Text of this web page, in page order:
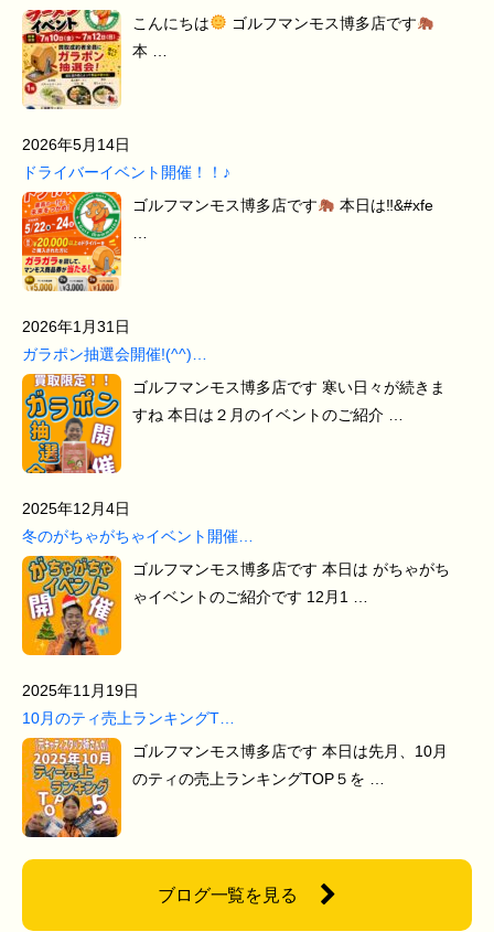
こんにちは
ゴルフマンモス博多店です
本 …
2026年5月14日
ドライバーイベント開催！！♪
ゴルフマンモス博多店です
本日は‼&#xfe
2026年1月31日
ガラポン抽選会開催!(^^)…
ゴルフマンモス博多店です 寒い日々が続きま
すね 本日は２月のイベントのご紹介 …
2025年12月4日
冬のがちゃがちゃイベント開催…
ゴルフマンモス博多店です 本日は がちゃがち
ゃイベントのご紹介です 12月1 …
2025年11月19日
10月のティ売上ランキングT…
ゴルフマンモス博多店です 本日は先月、10月
のティの売上ランキングTOP５を …
ブログ一覧を見る